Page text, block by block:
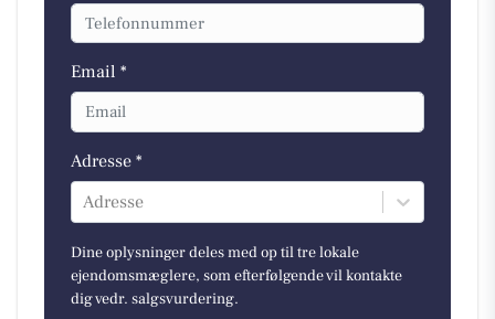
Email *
Adresse *
Adresse
Dine oplysninger deles med op til tre lokale
ejendomsmæglere, som efterfølgende vil kontakte
dig vedr. salgsvurdering.